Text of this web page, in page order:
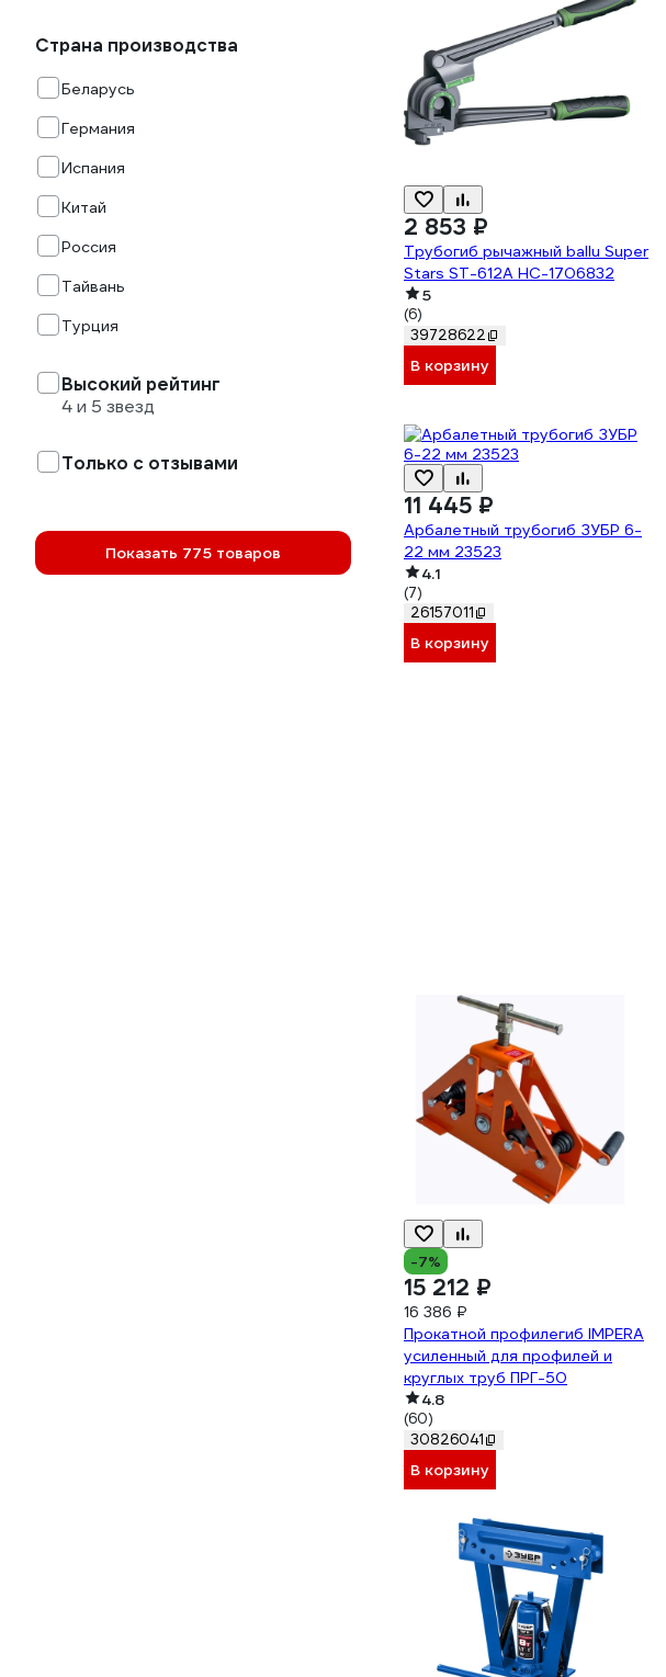
Страна производства
Беларусь
Германия
Испания
Китай
Россия
Тайвань
Турция
Высокий рейтинг
4 и 5 звезд
Только с отзывами
Показать 775 товаров
2 853 ₽
Трубогиб рычажный ballu Super
Stars ST-612A НС-1706832
5
(6)
39728622
В корзину
11 445 ₽
Арбалетный трубогиб ЗУБР 6-
22 мм 23523
4.1
(7)
26157011
В корзину
-7%
15 212 ₽
16 386 ₽
Прокатной профилегиб IMPERA
усиленный для профилей и
круглых труб ПРГ-50
4.8
(60)
30826041
В корзину